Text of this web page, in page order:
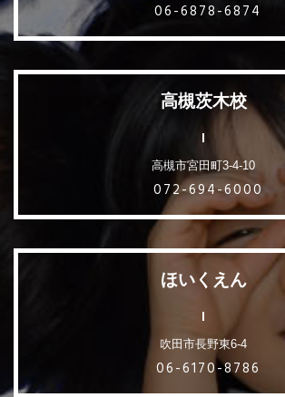
06-6878-6874
高槻茨木校
高槻市宮田町3-4-10
072-694-6000
ほいくえん
吹田市長野東6-4
06-6170-8786